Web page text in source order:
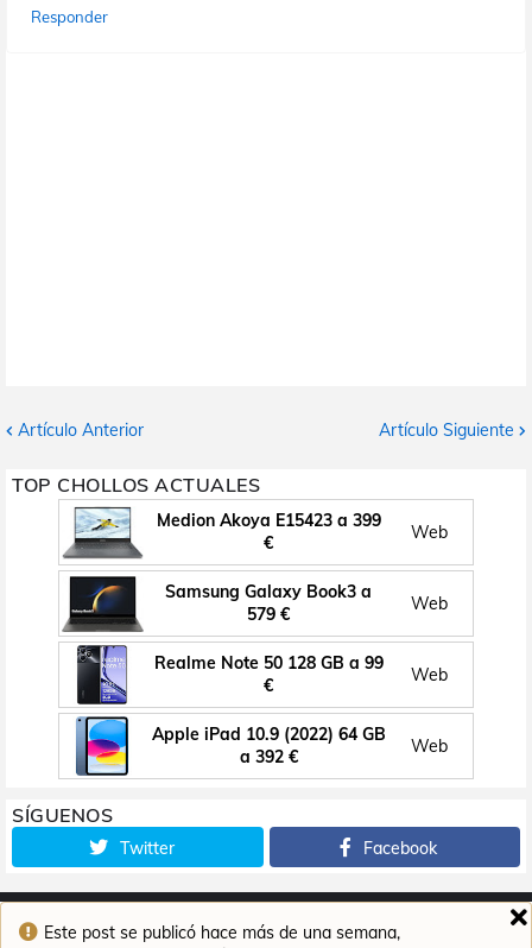
Este post se publicó hace más de una semana,
Responder
Artículo Anterior Artículo Siguiente
TOP CHOLLOS ACTUALES
Medion Akoya E15423 a 399
€
Web
Samsung Galaxy Book3 a
579 €
Web
Realme Note 50 128 GB a 99
€
Web
Apple iPad 10.9 (2022) 64 GB
a 392 €
Web
SÍGUENOS
Twitter Facebook